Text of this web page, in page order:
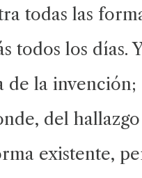
todas las
todos los días.
la invención;
del
existente,